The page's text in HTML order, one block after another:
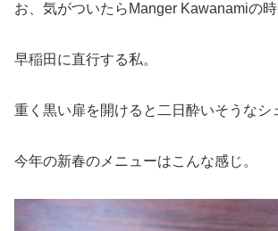
お、気がついたらManger Kawanamiの時
早稲田に直行する私。
重く黒い扉を開けると二日酔いそうなシ
今年の新春のメニューはこんな感じ。